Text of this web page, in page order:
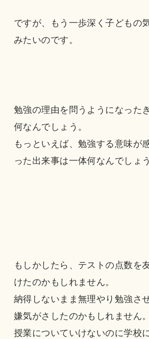
ですが、もう一歩深く子どもの
みたいのです。
勉強の理由を問うようになった
何なんでしょう。
もっといえば、勉強する意味が
った出来事は一体何なんでしょう
もしかしたら、テストの点数を
けたのかもしれません。
納得しないまま無理やり勉強さ
嫌気がさしたのかもしれません。
授業についていけないのに学校